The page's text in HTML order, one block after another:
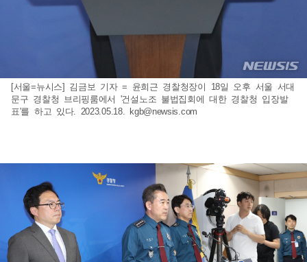
[서울=뉴시스] 김금보 기자 = 윤희근 경찰청장이 18일 오후 서울 서대
문구 경찰청 브리핑룸에서 '건설노조 불법집회에 대한 경찰청 입장발
표'를 하고 있다. 2023.05.18.
kgb@newsis.com